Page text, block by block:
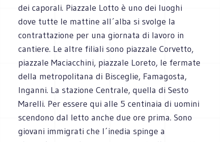
dei caporali. Piazzale Lotto è uno dei luoghi
dove tutte le mattine all´alba si svolge la
contrattazione per una giornata di lavoro in
cantiere. Le altre filiali sono piazzale Corvetto,
piazzale Maciacchini, piazzale Loreto, le fermate
della metropolitana di Bisceglie, Famagosta,
Inganni. La stazione Centrale, quella di Sesto
Marelli. Per essere qui alle 5 centinaia di uomini
scendono dal letto anche due ore prima. Sono
giovani immigrati che l´inedia spinge a